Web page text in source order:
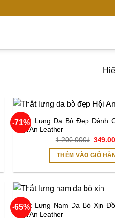
-71%
Thắt Lưng Da Bò Đẹp Dành
Hội An Leather
1.200.000₫ Giá
là:
THÊM VÀO GIỎ
-65%
Thắt Lưng Nam Da Bò Xịn
Hội An Leather